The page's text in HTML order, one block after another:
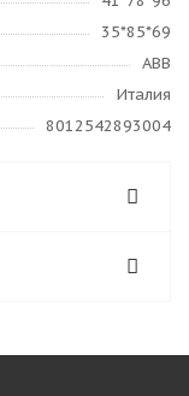
35*85*69
ABB
Италия
8012542893004